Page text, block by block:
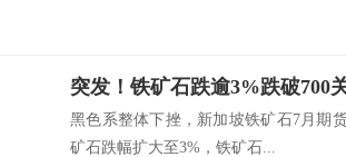
黑色系整体下挫，新加坡铁矿石7月期
矿石跌幅扩大至3%，铁矿石...